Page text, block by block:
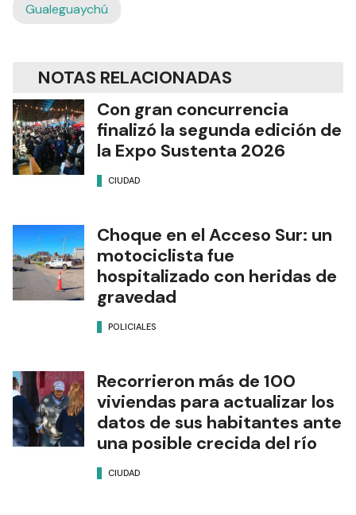
Gualeguaychú
NOTAS RELACIONADAS
Con gran concurrencia
finalizó la segunda edición de
la Expo Sustenta 2026
CIUDAD
Choque en el Acceso Sur: un
motociclista fue
hospitalizado con heridas de
gravedad
POLICIALES
Recorrieron más de 100
viviendas para actualizar los
datos de sus habitantes ante
una posible crecida del río
CIUDAD